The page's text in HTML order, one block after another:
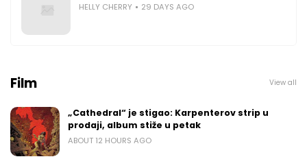
HELLY CHERRY 29 DAYS AGO
Film View all
„Cathedral“ je stigao: Karpenterov strip u
prodaji, album stiže u petak
ABOUT 12 HOURS AGO